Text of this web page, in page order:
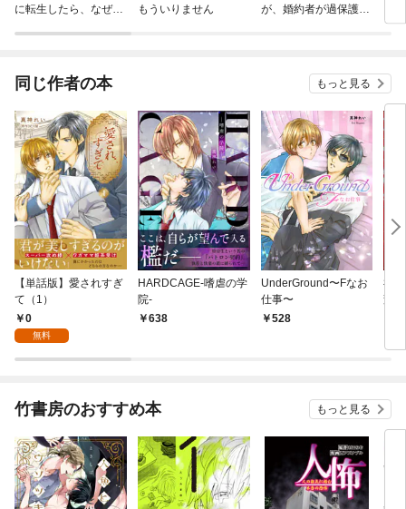
に転生したら、なぜか
もういりません
が、婚約者が過保護す
同じ作者の本 もっと見る
【単話版】愛されすぎ
て（1）
0
無料
HARDCAGE-嗜虐の学
院-
638
UnderGround〜Fなお
仕事〜
528
神
変
竹書房のおすすめ本 もっと見る